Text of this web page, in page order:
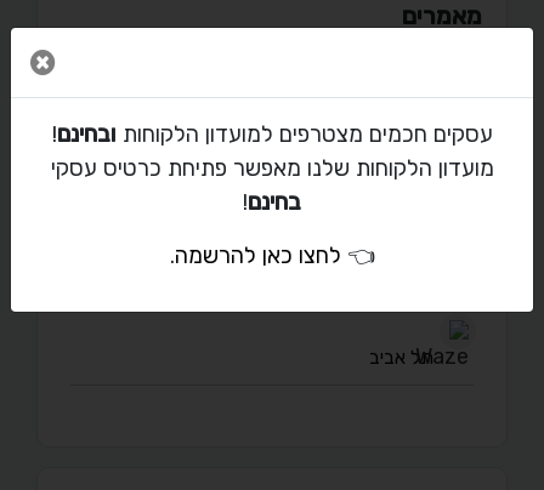
מאמרים
יצירת קשר עם בן פישמן
תל אביב
עסקים חכמים מצטרפים למועדון הלקוחות ובחינם!
מועדון הלקוחות שלנו מאפשר פתיחת כרטיס עסקי
בחינם!
👈 לחצו כאן להרשמה.